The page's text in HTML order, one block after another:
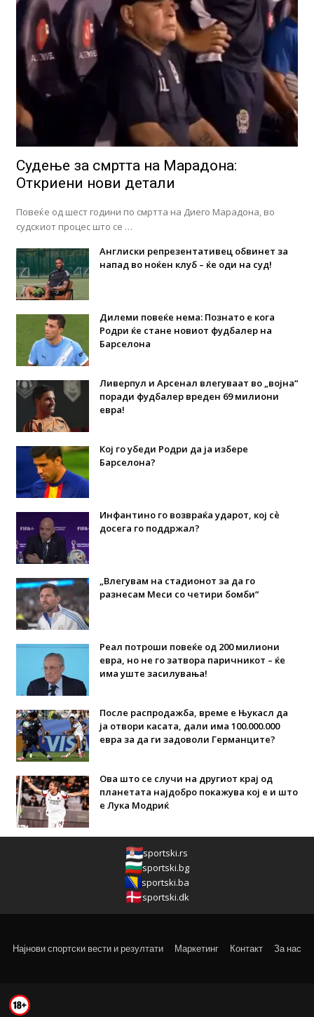
Судење за смртта на Марадона:
Откриени нови детали
Повеќе од шест години по смртта на Диего Марадона, во
судскиот процес што се …
Англиски репрезентативец обвинет за
напад во ноќен клуб – ќе оди на суд!
Дилеми повеќе нема: Познато е кога
Родри ќе стане новиот фудбалер на
Барселона
Ливерпул и Арсенал влегуваат во „војна“
поради фудбалер вреден 69 милиони
евра!
Кој го убеди Родри да ја избере
Барселона?
Инфантино го возвраќа ударот, кој сè
досега го поддржал?
„Влегувам на стадионот за да го
разнесам Меси со четири бомби“
Реал потроши повеќе од 200 милиони
евра, но не го затвора паричникот – ќе
има уште засилувања!
После распродажба, време е Њукасл да
ја отвори касата, дали има 100.000.000
евра за да ги задоволи Германците?
Ова што се случи на другиот крај од
планетата најдобро покажува кој е и што
е Лука Модриќ
sportski.rs
sportski.bg
sportski.ba
sportski.dk
Најнови спортски вести и резултати Маркетинг Контакт За нас